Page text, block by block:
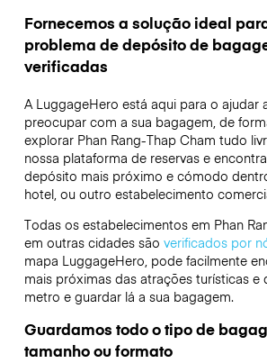
Fornecemos a solução ideal
problema de depósito de
verificadas
A LuggageHero está aqui para o ajudar
preocupar com a sua bagagem, de
explorar Phan Rang-Thap Cham tudo
nossa plataforma de reservas e
depósito mais próximo e cómodo
hotel, ou outro estabelecimento
Todas os estabelecimentos em Phan
em outras cidades são verificados por
mapa LuggageHero, pode facilmente
mais próximas das atrações turísticas e
metro e guardar lá a sua bagagem.
Guardamos todo o tipo de
tamanho ou formato